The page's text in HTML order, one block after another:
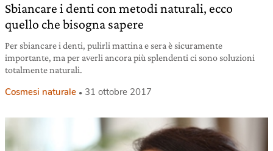
Sbiancare i denti con metodi naturali, ecco
quello che bisogna sapere
Per sbiancare i denti, pulirli mattina e sera è sicuramente
importante, ma per averli ancora più splendenti ci sono soluzioni
totalmente naturali.
Cosmesi naturale 31 ottobre 2017